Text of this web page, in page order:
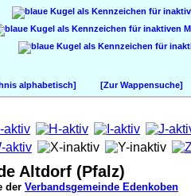
alphabetisch] [Zur Wappensuche]
Altdorf (Pfalz)
der Verbandsgemeinde Edenkoben